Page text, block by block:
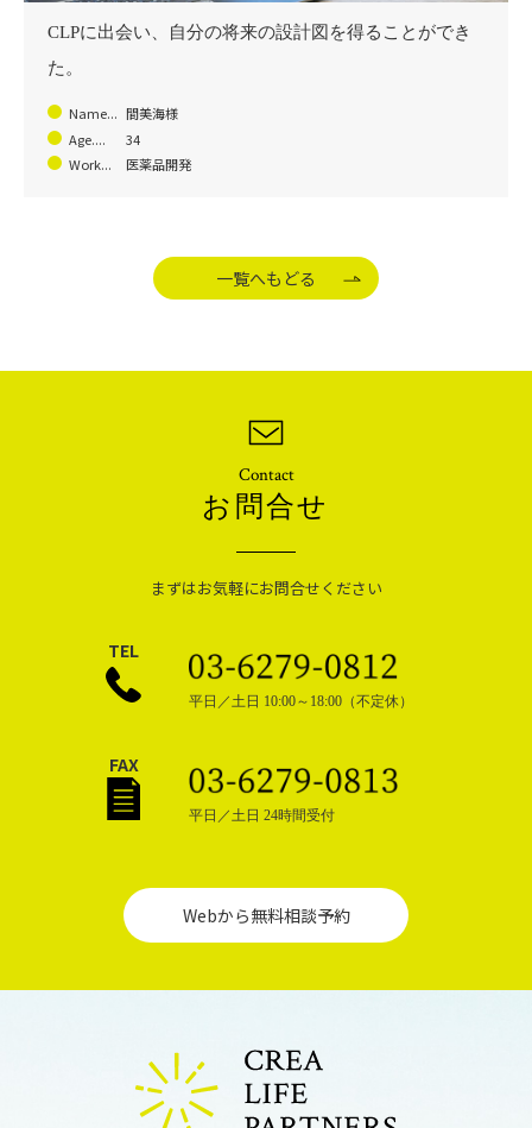
CLPに出会い、自分の将来の設計図を得ることができ
た。
Name... 間美海様
Age....
34
Work...
医薬品開発
一覧へもどる
Contact
お問合せ
まずはお気軽にお問合せください
TEL
平日／土日 10:00～18:00（不定休）
FAX
平日／土日 24時間受付
Webから無料相談予約